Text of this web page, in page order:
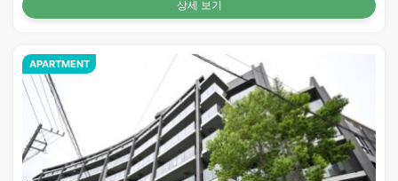
상세 보기
APARTMENT